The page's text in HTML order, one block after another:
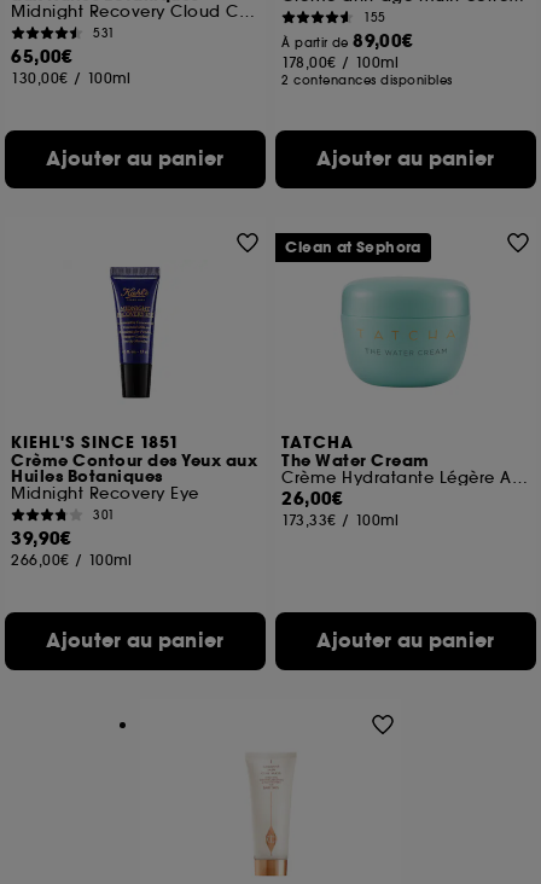
Midnight Recovery Cloud Cream
531
65,00€
130,00€ / 100ml
Ajouter au panier
155
À partir de89,00€
178,00€ / 100ml
2 contenances disponibles
Ajouter au panier
KIEHL'S SINCE 1851
Crème Contour des Yeux aux
Huiles Botaniques
Midnight Recovery Eye
301
39,90€
266,00€ / 100ml
Ajouter au panier
TATCHA
The Water Cream
Crème Hydratante Légère Affinant Les Pores Format voyage
26,00€
173,33€ / 100ml
Ajouter au panier
Clean at Sephora